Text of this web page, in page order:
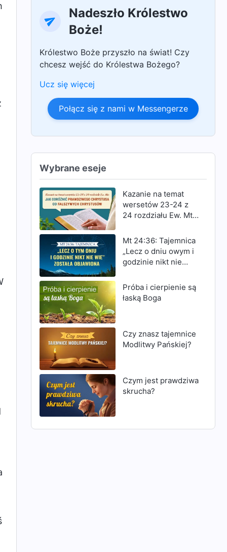
Nadeszło Królestwo
Boże!
Królestwo Boże przyszło na świat! Czy
chcesz wejść do Królestwa Bożego?
Ucz się więcej
Połącz się z nami w Messengerze
Wybrane eseje
Kazanie na temat
wersetów 23-24 z
24 rozdziału Ew. Mt:
prawdziwego
Chrystusa od
fałszywych
Chrystusów
Mt 24:36: Tajemnica
„Lecz o dniu owym i
godzinie nikt nie
objawiona
Próba i cierpienie są
łaską Boga
Czy znasz tajemnice
Modlitwy Pańskiej?
Czym jest prawdziwa
skrucha?